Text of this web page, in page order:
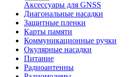
Аксессуары для GNSS
Диагональные насадки
Защитные пленки
Карты памяти
Коммуникационные ручки
Окулярные насадки
Питание
Радиоантенны